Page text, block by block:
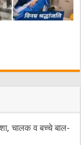
चालक व बच्चे बाल-